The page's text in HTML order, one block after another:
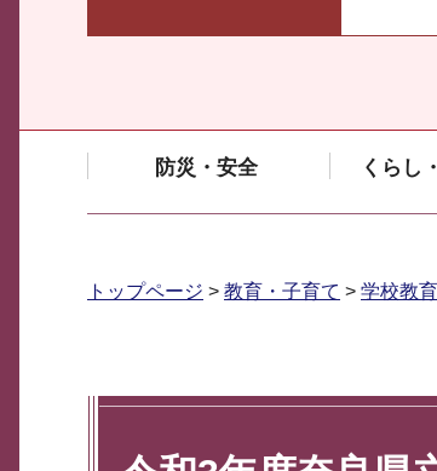
防災・安全 くらし
トップページ > 教育・子育て > 学校教育